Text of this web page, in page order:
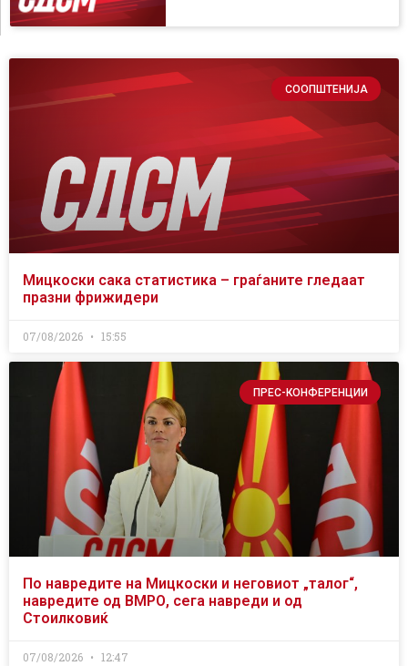
СООПШТЕНИЈА
Мицкоски сака статистика – граѓаните гледаат
празни фрижидери
07/08/2026 15:55
ПРЕС-КОНФЕРЕНЦИИ
По навредите на Мицкоски и неговиот „талог“,
навредите од ВМРО, сега навреди и од
Стоилковиќ
07/08/2026 12:47